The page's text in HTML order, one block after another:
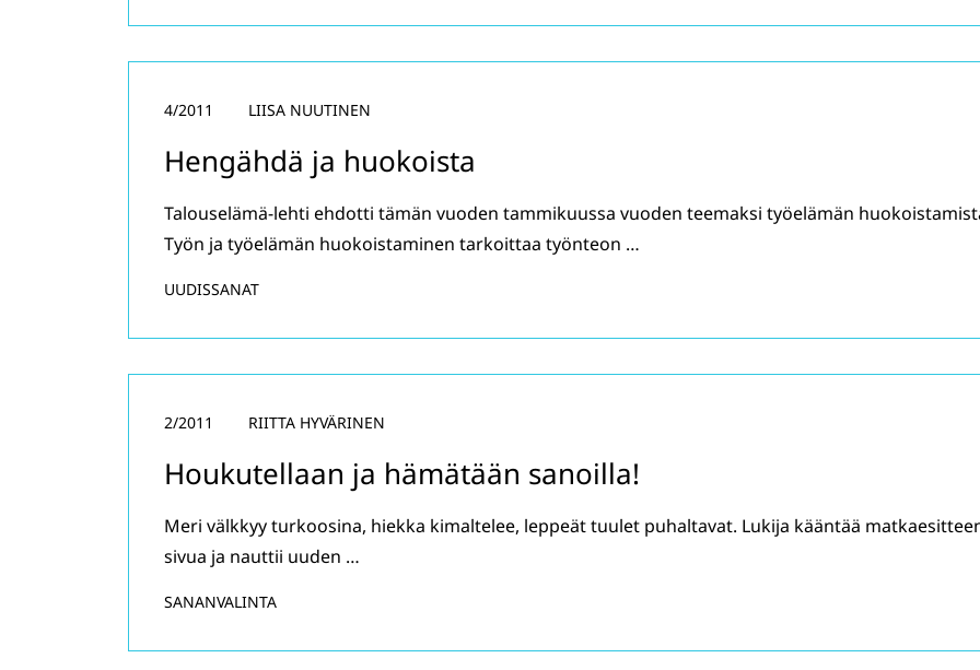
Hengähdä ja huokoista
4/2011 LIISA NUUTINEN
Talouselämä-lehti ehdotti tämän vuoden tammikuussa vuoden teemaksi työelämän
Työn ja työelämän huokoistaminen tarkoittaa työnteon …
UUDISSANAT
Houkutellaan ja hämätään sanoilla!
2/2011 RIITTA HYVÄRINEN
Meri välkkyy turkoosina, hiekka kimaltelee, leppeät tuulet puhaltavat. Lukija kääntää
sivua ja nauttii uuden …
SANANVALINTA